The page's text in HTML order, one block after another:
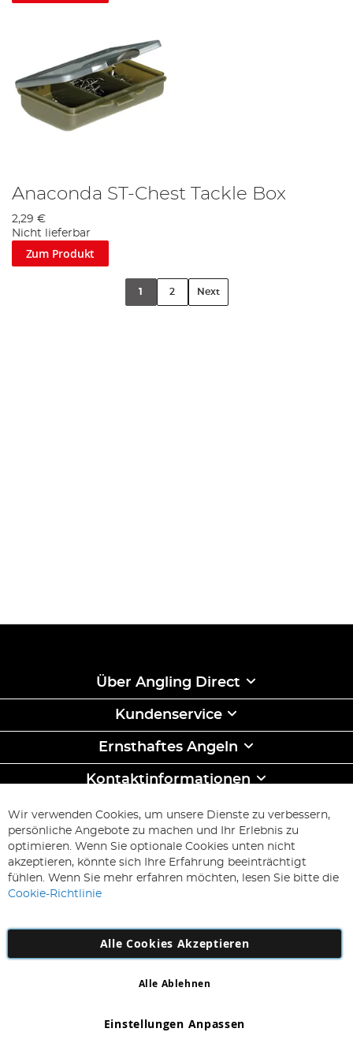
Anaconda ST-Chest Tackle Box
2,29 €
Nicht lieferbar
Zum Produkt
1 2 Next
Über Angling Direct
Kundenservice
Ernsthaftes Angeln
Kontaktinformationen
ABONNIEREN & SPAREN
Melden
Sie
unseren
Newsletter
Abonnieren
Firmennummer: 863029607
Wir verwenden Cookies, um unsere Dienste zu verbessern,
persönliche Angebote zu machen und Ihr Erlebnis zu
optimieren. Wenn Sie optionale Cookies unten nicht
akzeptieren, könnte sich Ihre Erfahrung beeinträchtigt
fühlen. Wenn Sie mehr erfahren möchten, lesen Sie bitte die
Cookie-Richtlinie
Alle Cookies Akzeptieren
Einstellungen Anpassen
Alle Ablehnen